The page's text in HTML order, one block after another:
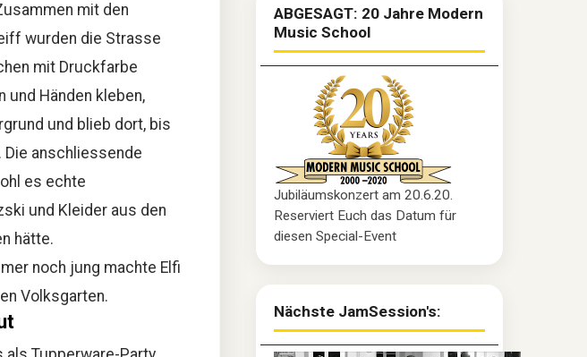
mit den
wurden die Strasse
mit Druckfarbe
und Händen kleben,
und blieb dort, bis
anschliessende
es echte
und Kleider aus den
hätte.
noch jung machte Elfi
Volksgarten.
ABGESAGT: 20 Jahre Modern
Music School
Jubiläumskonzert am 20.6.20.
Reserviert Euch das Datum für
diesen Special-Event
Nächste JamSession's: